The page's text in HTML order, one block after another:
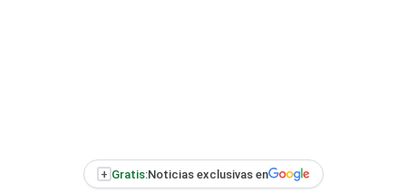
+ Gratis:Noticias exclusivas en